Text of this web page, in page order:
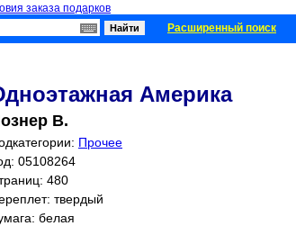
заказа подарков
Расширенный поиск
Америка
В.
Прочее
05108264
480
твердый
белая